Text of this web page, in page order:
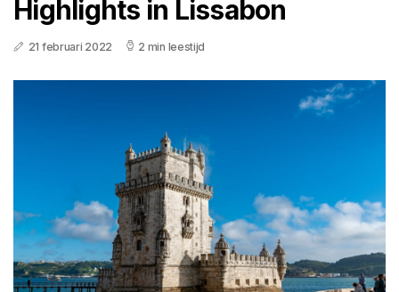
Highlights in Lissabon
21 februari 2022 2 min leestijd